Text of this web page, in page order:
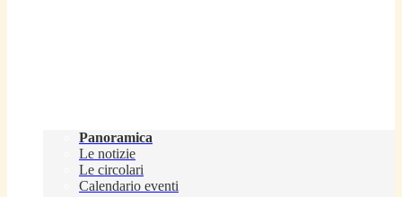
Panoramica
Le notizie
Le circolari
Calendario eventi